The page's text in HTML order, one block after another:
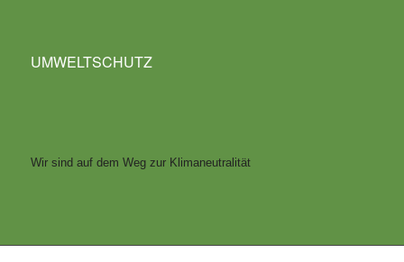
UMWELTSCHUTZ
Wir sind auf dem Weg zur Klimaneutralität